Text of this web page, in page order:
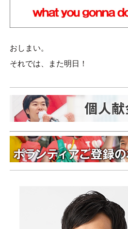
おしまい。
それでは、また明日！